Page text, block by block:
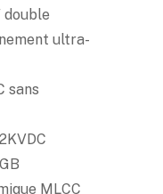
double
ultra-
sans
MLCC